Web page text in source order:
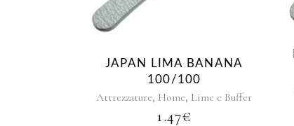
JAPAN LIMA BANANA
100/100
Attrezzature, Home, Lime e Buffer
1.47€